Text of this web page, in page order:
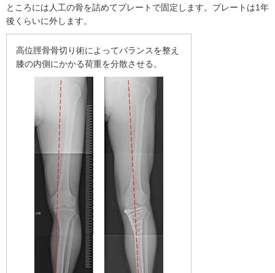
ところには人工の骨を詰めてプレートで固定します。プレートは1年
後くらいに外します。
高位脛骨骨切り術によってバランスを整え
膝の内側にかかる荷重を分散させる。